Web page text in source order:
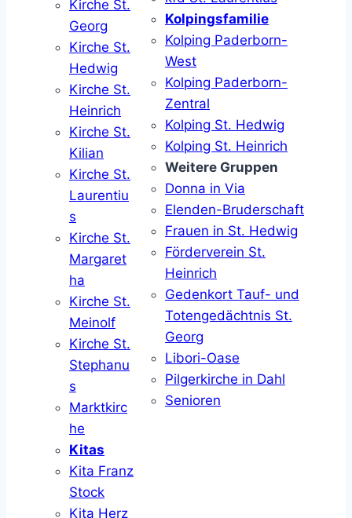
Kirche St.
Georg
Kirche St.
Hedwig
Kirche St.
Heinrich
Kirche St.
Kilian
Kirche St.
Laurentiu
s
Kirche St.
Margaret
ha
Kirche St.
Meinolf
Kirche St.
Stephanu
s
Marktkirc
he
Kitas
Kita Franz
Stock
Kita Herz
Kolpingsfamilie
Kolping Paderborn-
West
Kolping Paderborn-
Zentral
Kolping St. Hedwig
Kolping St. Heinrich
Weitere Gruppen
Donna in Via
Elenden-Bruderschaft
Frauen in St. Hedwig
Förderverein St.
Heinrich
Gedenkort Tauf- und
Totengedächtnis St.
Georg
Libori-Oase
Pilgerkirche in Dahl
Senioren